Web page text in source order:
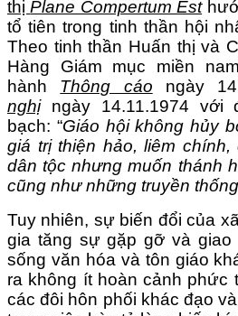
thịPlane Compertum Est
tổ tiên trong tinh thần hội
Theo tinh thần Huấn thị và
Hàng Giám mục miền
hành Thông cáo ngày
nghịngày 14.11.1974 với
bạch: “Giáo hội không hủy
giá trị thiện hảo, liêm
dân tộc nhưng muốn thánh
cũng như những truyền
Tuy nhiên, sự biến đổi của
gia tăng sự gặp gỡ và giao
sống văn hóa và tôn giáo
ra không ít hoàn cảnh phức
các đôi hôn phối khác đạo